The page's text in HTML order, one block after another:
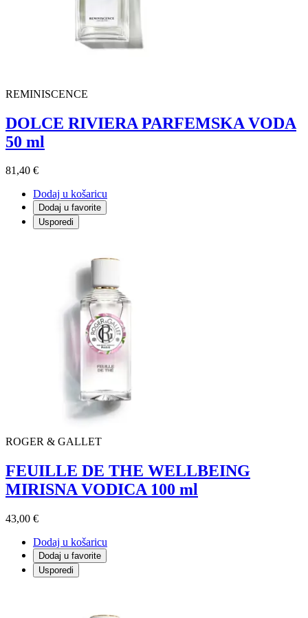
REMINISCENCE
DOLCE RIVIERA PARFEMSKA VODA
50 ml
81,40 €
Dodaj u košaricu
Dodaj u favorite
Usporedi
ROGER & GALLET
FEUILLE DE THE WELLBEING
MIRISNA VODICA 100 ml
43,00 €
Dodaj u košaricu
Dodaj u favorite
Usporedi